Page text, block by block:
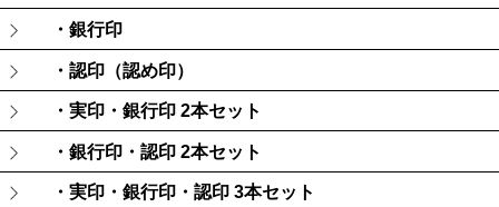
・銀行印
・認印（認め印）
・実印・銀行印 2本セット
・銀行印・認印 2本セット
・実印・銀行印・認印 3本セット